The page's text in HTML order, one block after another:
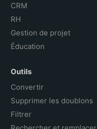
CRM
RH
Gestion de projet
Éducation
Outils
Convertir
Supprimer les doublons
Filtrer